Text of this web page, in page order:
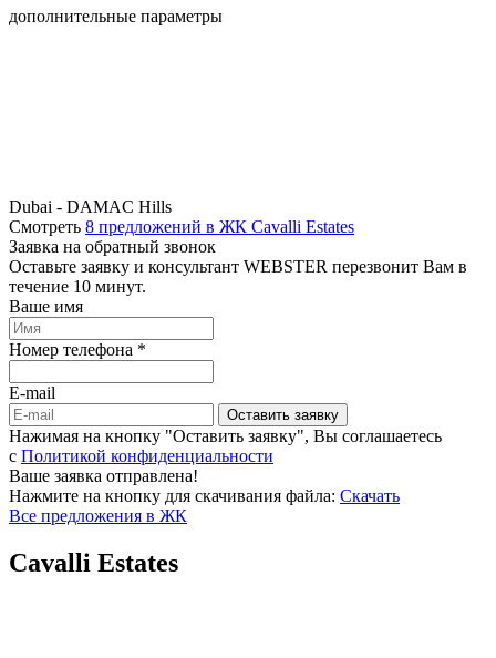
дополнительные параметры
Dubai - DAMAC Hills
Смотреть 8 предложений в ЖК Cavalli Estates
Заявка на обратный звонок
Оставьте заявку и консультант WEBSTER перезвонит Вам в
течение 10 минут.
Ваше имя
Номер телефона *
E-mail
Оставить заявку
Нажимая на кнопку "Оставить заявку", Вы соглашаетесь
c Политикой конфиденциальности
Ваше заявка отправлена!
Нажмите на кнопку для скачивания файла: Скачать
Все предложения в ЖК
Cavalli Estates